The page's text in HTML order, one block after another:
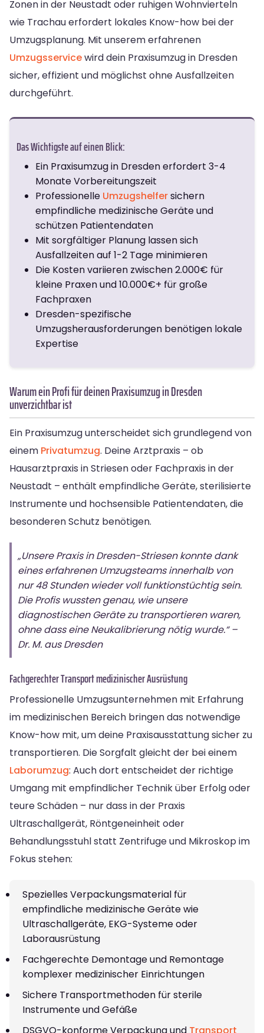
Zonen in der Neustadt oder ruhigen Wohnvierteln
wie Trachau erfordert lokales Know-how bei der
Umzugsplanung. Mit unserem erfahrenen
Umzugsservicewird dein Praxisumzug in Dresden
sicher, effizient und möglichst ohne Ausfallzeiten
durchgeführt.
Das Wichtigste auf einen Blick:
Ein Praxisumzug in Dresden erfordert 3-4
Monate Vorbereitungszeit
Professionelle Umzugshelfersichern
empfindliche medizinische Geräte und
schützen Patientendaten
Mit sorgfältiger Planung lassen sich
Ausfallzeiten auf 1-2 Tage minimieren
Die Kosten variieren zwischen 2.000€ für
kleine Praxen und 10.000€+ für große
Fachpraxen
Dresden-spezifische
Umzugsherausforderungen benötigen lokale
Expertise
Warum ein Profi für deinen Praxisumzug in Dresden
unverzichtbar ist
Ein Praxisumzug unterscheidet sich grundlegend von
einem Privatumzug. Deine Arztpraxis – ob
Hausarztpraxis in Striesen oder Fachpraxis in der
Neustadt – enthält empfindliche Geräte, sterilisierte
Instrumente und hochsensible Patientendaten, die
besonderen Schutz benötigen.
„Unsere Praxis in Dresden-Striesen konnte dank
eines erfahrenen Umzugsteams innerhalb von
nur 48 Stunden wieder voll funktionstüchtig sein.
Die Profis wussten genau, wie unsere
diagnostischen Geräte zu transportieren waren,
ohne dass eine Neukalibrierung nötig wurde.“ –
Dr. M. aus Dresden
Fachgerechter Transport medizinischer Ausrüstung
Professionelle Umzugsunternehmen mit Erfahrung
im medizinischen Bereich bringen das notwendige
Know-how mit, um deine Praxisausstattung sicher zu
transportieren. Die Sorgfalt gleicht der bei einem
Laborumzug: Auch dort entscheidet der richtige
Umgang mit empfindlicher Technik über Erfolg oder
teure Schäden – nur dass in der Praxis
Ultraschallgerät, Röntgeneinheit oder
Behandlungsstuhl statt Zentrifuge und Mikroskop im
Fokus stehen:
Spezielles Verpackungsmaterial für
empfindliche medizinische Geräte wie
Ultraschallgeräte, EKG-Systeme oder
Laborausrüstung
Fachgerechte Demontage und Remontage
komplexer medizinischer Einrichtungen
Sichere Transportmethoden für sterile
Instrumente und Gefäße